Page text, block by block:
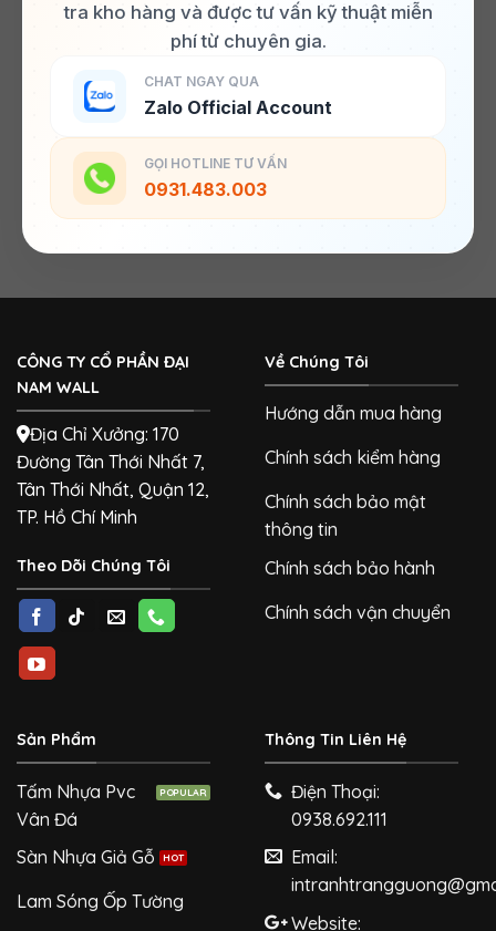
tra kho hàng và được tư vấn kỹ thuật miễn
phí từ chuyên gia.
CHAT NGAY QUA
Zalo Official Account
GỌI HOTLINE TƯ VẤN
0931.483.003
CÔNG TY CỔ PHẦN ĐẠI
NAM WALL
Địa Chỉ Xưởng: 170
Đường Tân Thới Nhất 7,
Tân Thới Nhất, Quận 12,
TP. Hồ Chí Minh
Theo Dõi Chúng Tôi
Về Chúng Tôi
Hướng dẫn mua hàng
Chính sách kiểm hàng
Chính sách bảo mật
thông tin
Chính sách bảo hành
Chính sách vận chuyển
Sản Phẩm
Tấm Nhựa Pvc
Vân Đá
Sàn Nhựa Giả Gỗ
Lam Sóng Ốp Tường
Thông Tin Liên Hệ
Điện Thoại:
0938.692.111
Email:
Website: